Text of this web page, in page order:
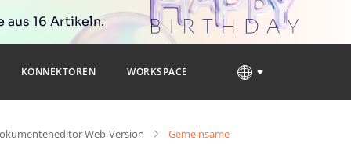
aus 16 Artikeln.
KONNEKTOREN WORKSPACE
Web-Version
Gemeinsame